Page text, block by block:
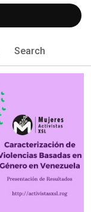
Search